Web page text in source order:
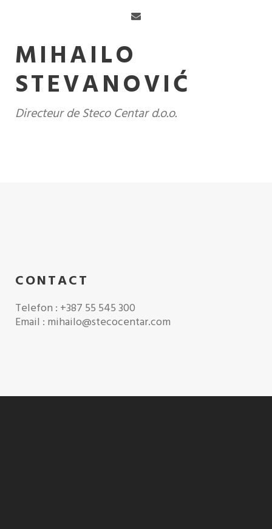
MIHAILO
STEVANOVIĆ
Directeur de Steco Centar d.o.o.
CONTACT
Telefon : +387 55 545 300
Email : mihailo@stecocentar.com